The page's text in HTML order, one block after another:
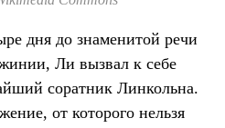
дня до знаменитой речи
Ли вызвал к себе
соратник Линкольна.
от которого нельзя